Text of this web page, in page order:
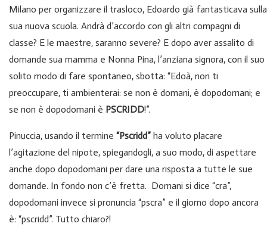
Milano per organizzare il trasloco, Edoardo già fantasticava sulla
sua nuova scuola. Andrà d’accordo con gli altri compagni di
classe? E le maestre, saranno severe? E dopo aver assalito di
domande sua mamma e Nonna Pina, l’anziana signora, con il suo
solito modo di fare spontaneo, sbotta: “Edoà, non ti
preoccupare, ti ambienterai: se non è domani, è dopodomani; e
se non è dopodomani è PSCRIDD!”.
Pinuccia, usando il termine “Pscridd” ha voluto placare
l’agitazione del nipote, spiegandogli, a suo modo, di aspettare
anche dopo dopodomani per dare una risposta a tutte le sue
domande. In fondo non c’è fretta. Domani si dice “cra”,
dopodomani invece si pronuncia “pscra” e il giorno dopo ancora
è: “pscridd”. Tutto chiaro?!